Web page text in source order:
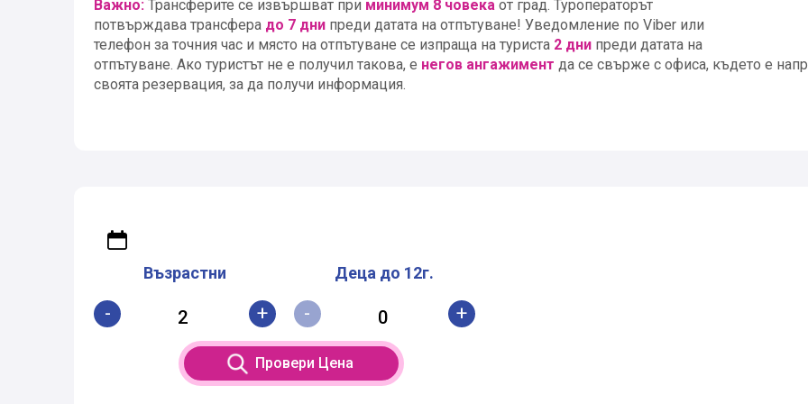
Важно: Трансферите се извършват при минимум 8 човека от град. Туроператорът
потвърждава трансфера до 7 дни преди датата на отпътуване! Уведомление по Viber или
телефон за точния час и място на отпътуване се изпраща на туриста 2 дни преди датата на
отпътуване. Ако туристът не е получил такова, е негов ангажимент да се свърже с офиса, където е
своята резервация, за да получи информация.
Възрастни Деца до 12г.